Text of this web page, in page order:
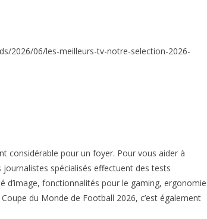
2026/06/les-meilleurs-tv-notre-selection-2026-
considérable pour un foyer. Pour vous aider à
spécialisés effectuent des tests
d’image, fonctionnalités pour le gaming, ergonomie
Coupe du Monde de Football 2026, c’est également